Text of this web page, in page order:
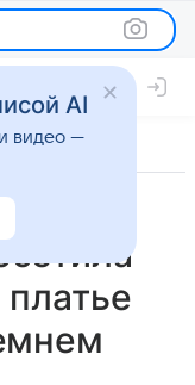
AI
видео —